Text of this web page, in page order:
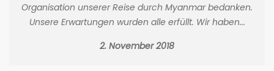
Organisation unserer Reise durch Myanmar bedanken.
Unsere Erwartungen wurden alle erfüllt. Wir haben...
2. November 2018